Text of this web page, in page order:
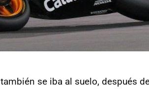
también se iba al suelo, después